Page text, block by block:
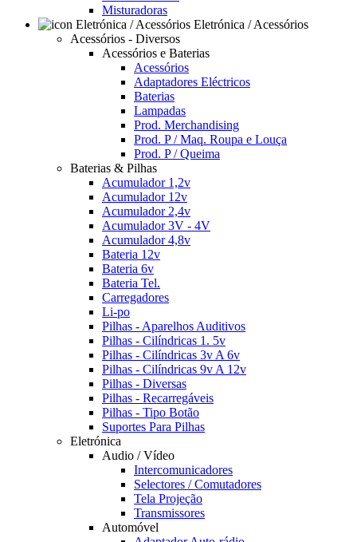
Misturadoras
Eletrónica / Acessórios
Acessórios - Diversos
Acessórios e Baterias
Acessórios
Adaptadores Eléctricos
Baterias
Lampadas
Prod. Merchandising
Prod. P / Maq. Roupa e Louça
Prod. P / Queima
Baterias & Pilhas
Acumulador 1,2v
Acumulador 12v
Acumulador 2,4v
Acumulador 3V - 4V
Acumulador 4,8v
Bateria 12v
Bateria 6v
Bateria Tel.
Carregadores
Li-po
Pilhas - Aparelhos Auditivos
Pilhas - Cilíndricas 1. 5v
Pilhas - Cilíndricas 3v A 6v
Pilhas - Cilíndricas 9v A 12v
Pilhas - Diversas
Pilhas - Recarregáveis
Pilhas - Tipo Botão
Suportes Para Pilhas
Eletrónica
Audio / Vídeo
Intercomunicadores
Selectores / Comutadores
Tela Projeção
Transmissores
Automóvel